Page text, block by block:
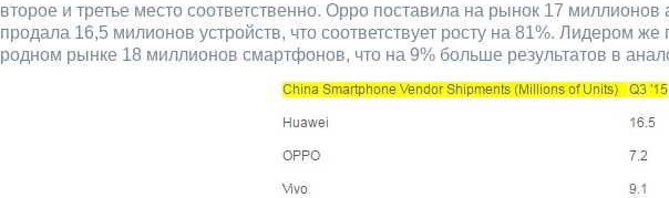
второе и третье место соответственно. Oppo поставила на рынок 17
продала 16,5 милионов устройств, что соответствует росту на 81%. Лидером
родном рынке 18 миллионов смартфонов, что на 9% больше результатов в